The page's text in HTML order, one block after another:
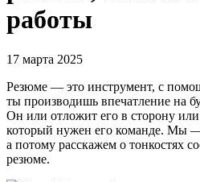
работы
17 марта 2025
Резюме — это инструмент, с
ты производишь впечатление на
Он или отложит его в сторону или
который нужен его команде. Мы —
а потому расскажем о тонкостях
резюме.